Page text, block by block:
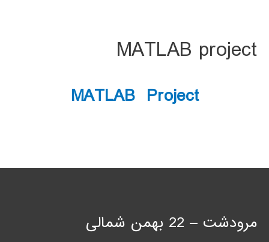
MATLAB project
MATLAB Project
مرودشت – 22 بهمن شمالی